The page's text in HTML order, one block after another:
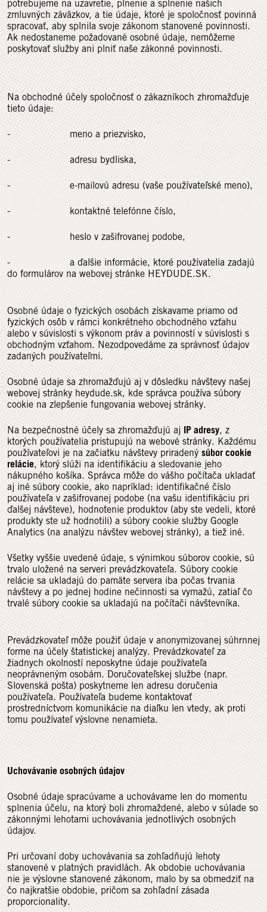
potrebujeme na uzavretie, plnenie a splnenie našich
zmluvných záväzkov, a tie údaje, ktoré je spoločnosť povinná
spracovať, aby splnila svoje zákonom stanovené povinnosti.
Ak nedostaneme požadované osobné údaje, nemôžeme
poskytovať služby ani plniť naše zákonné povinnosti.
Na obchodné účely spoločnosť o zákazníkoch zhromažďuje
tieto údaje:
- meno a priezvisko,
- adresu bydliska,
- e-mailovú adresu (vaše používateľské meno),
- kontaktné telefónne číslo,
- heslo v zašifrovanej podobe,
- a ďalšie informácie, ktoré používatelia zadajú
do formulárov na webovej stránke HEYDUDE.SK.
Osobné údaje o fyzických osobách získavame priamo od
fyzických osôb v rámci konkrétneho obchodného vzťahu
alebo v súvislosti s výkonom práv a povinností v súvislosti s
obchodným vzťahom. Nezodpovedáme za správnosť údajov
zadaných používateľmi.
Osobné údaje sa zhromažďujú aj v dôsledku návštevy našej
webovej stránky heydude.sk, kde správca používa súbory
cookie na zlepšenie fungovania webovej stránky.
Na bezpečnostné účely sa zhromažďujú aj IP adresy, z
ktorých používatelia pristupujú na webové stránky. Každému
používateľovi je na začiatku návštevy priradený súbor cookie
relácie, ktorý slúži na identifikáciu a sledovanie jeho
nákupného košíka. Správca môže do vášho počítača ukladať
aj iné súbory cookie, ako napríklad: identifikačné číslo
používateľa v zašifrovanej podobe (na vašu identifikáciu pri
ďalšej návšteve), hodnotenie produktov (aby ste vedeli, ktoré
produkty ste už hodnotili) a súbory cookie služby Google
Analytics (na analýzu návštev webovej stránky), a tiež iné.
Všetky vyššie uvedené údaje, s výnimkou súborov cookie, sú
trvalo uložené na serveri prevádzkovateľa. Súbory cookie
relácie sa ukladajú do pamäte servera iba počas trvania
návštevy a po jednej hodine nečinnosti sa vymažú, zatiaľ čo
trvalé súbory cookie sa ukladajú na počítači návštevníka.
Prevádzkovateľ môže použiť údaje v anonymizovanej súhrnnej
forme na účely štatistickej analýzy. Prevádzkovateľ za
žiadnych okolností neposkytne údaje používateľa
neoprávneným osobám. Doručovateľskej službe (napr.
Slovenská pošta) poskytneme len adresu doručenia
používateľa. Používateľa budeme kontaktovať
prostredníctvom komunikácie na diaľku len vtedy, ak proti
tomu používateľ výslovne nenamieta.
Uchovávanie osobných údajov
Osobné údaje spracúvame a uchovávame len do momentu
splnenia účelu, na ktorý boli zhromaždené, alebo v súlade so
zákonnými lehotami uchovávania jednotlivých osobných
údajov.
Pri určovaní doby uchovávania sa zohľadňujú lehoty
stanovené v platných pravidlách. Ak obdobie uchovávania
nie je výslovne stanovené zákonom, malo by sa obmedziť na
čo najkratšie obdobie, pričom sa zohľadní zásada
proporcionality.